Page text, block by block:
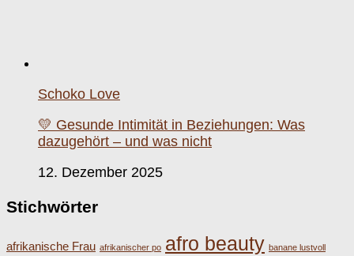
Schoko Love
💛 Gesunde Intimität in Beziehungen: Was
dazugehört – und was nicht
12. Dezember 2025
Stichwörter
afrikanische Frau afrikanischer po afro beauty banane lustvoll